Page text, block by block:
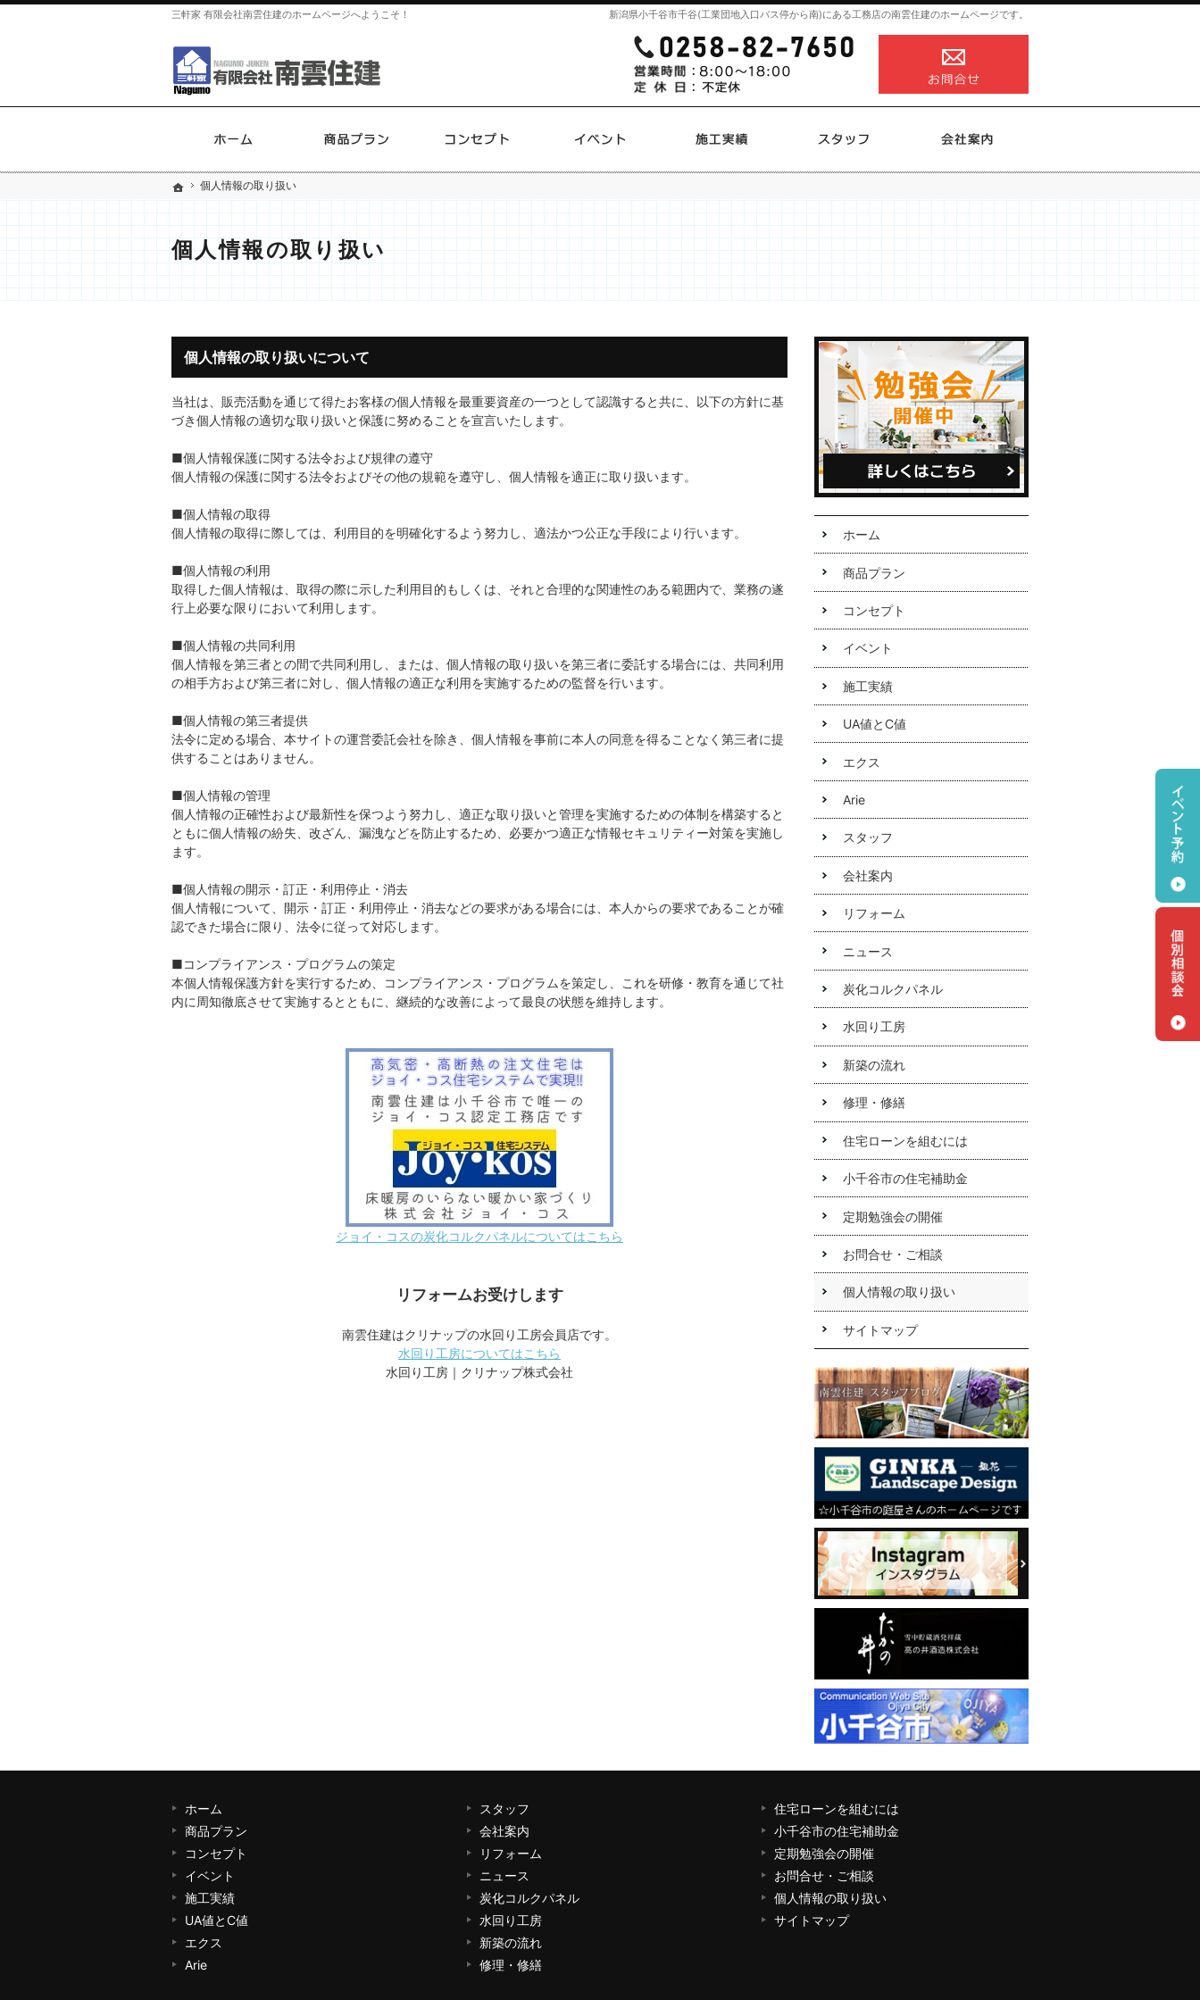
ホーム
個人情報の取り扱い
個人情報の取り扱い
新潟県小千谷市千谷(工業団地入口バス停から南)にある工務店の南雲住建のホームページです。
三軒家 有限会社南雲住建のホームページへようこそ！
個人情報の取り扱いについて
当社は、販売活動を通じて得たお客様の個人情報を最重要資産の一つとして認識すると共に、以下の方針に基
づき個人情報の適切な取り扱いと保護に努めることを宣言いたします。
■個人情報保護に関する法令および規律の遵守
個人情報の保護に関する法令およびその他の規範を遵守し、個人情報を適正に取り扱います。
■個人情報の取得
個人情報の取得に際しては、利用目的を明確化するよう努力し、適法かつ公正な手段により行います。
■個人情報の利用
取得した個人情報は、取得の際に示した利用目的もしくは、それと合理的な関連性のある範囲内で、業務の遂
行上必要な限りにおいて利用します。
■個人情報の共同利用
個人情報を第三者との間で共同利用し、または、個人情報の取り扱いを第三者に委託する場合には、共同利用
の相手方および第三者に対し、個人情報の適正な利用を実施するための監督を行います。
■個人情報の第三者提供
法令に定める場合、本サイトの運営委託会社を除き、個人情報を事前に本人の同意を得ることなく第三者に提
供することはありません。
■個人情報の管理
個人情報の正確性および最新性を保つよう努力し、適正な取り扱いと管理を実施するための体制を構築すると
ともに個人情報の紛失、改ざん、漏洩などを防止するため、必要かつ適正な情報セキュリティー対策を実施し
ます。
■個人情報の開示・訂正・利用停止・消去
個人情報について、開示・訂正・利用停止・消去などの要求がある場合には、本人からの要求であることが確
認できた場合に限り、法令に従って対応します。
■コンプライアンス・プログラムの策定
本個人情報保護方針を実行するため、コンプライアンス・プログラムを策定し、これを研修・教育を通じて社
内に周知徹底させて実施するとともに、継続的な改善によって最良の状態を維持します。
ジョイ・コスの炭化コルクパネルについてはこちら
リフォームお受けします
南雲住建はクリナップの水回り工房会員店です。
水回り工房についてはこちら
水回り工房｜クリナップ株式会社
ジョ
イ・コ
スの炭
化コル
クパネ
ルにつ
いては
こちら
リ
フォー
ムお受
けしま
す
南雲住
建はク
リナッ
プの水
房会員
店で
す。
水回り
工房に
ついて
クリ
株式会
社
ホーム
商品プラン
コンセプト
イベント
施工実績
UA値とC値
エクス
Arie
スタッフ
会社案内
リフォーム
ニュース
炭化コルクパネル
水回り工房
新築の流れ
修理・修繕
住宅ローンを組むには
小千谷市の住宅補助金
定期勉強会の開催
お問合せ・ご相談
個人情報の取り扱い
サイトマップ
0258-82-7650
営業時間
8:00～18:00
定休日
不定休
ホーム
個人情報の取り扱い
ホーム
商品プラン
コンセプト
イベント
施工実績
UA値とC値
エクス
Arie
スタッフ
会社案内
リフォーム
ニュース
炭化コルクパネル
水回り工房
新築の流れ
修理・修繕
住宅ローンを組むには
小千谷市の住宅補助金
定期勉強会の開催
お問合せ・ご相談
個人情報の取り扱い
サイトマップ